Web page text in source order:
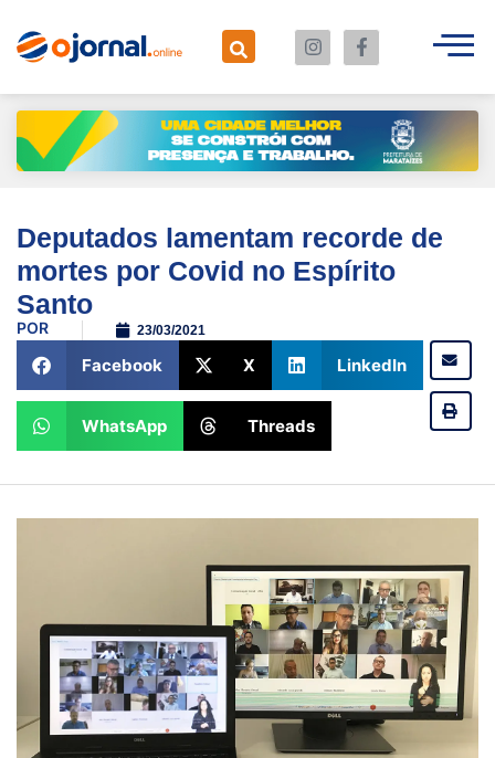
Deputados lamentam recorde de
mortes por Covid no Espírito
Santo
POR 23/03/2021
Facebook X LinkedIn
WhatsApp Threads